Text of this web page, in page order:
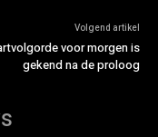
Volgend artikel
voor morgen is
gekend na de proloog